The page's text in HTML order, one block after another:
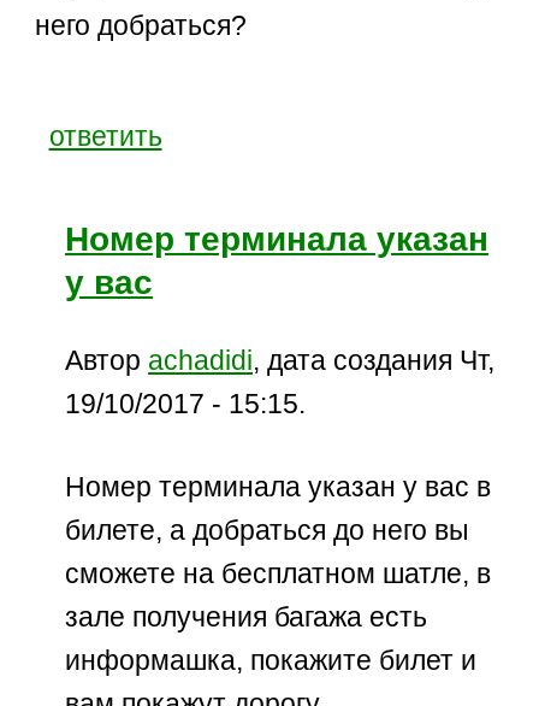
него добраться?
ответить
Номер терминала указан
у вас
Автор achadidi, дата создания Чт,
19/10/2017 - 15:15.
Номер терминала указан у вас в
билете, а добраться до него вы
сможете на бесплатном шатле, в
зале получения багажа есть
информашка, покажите билет и